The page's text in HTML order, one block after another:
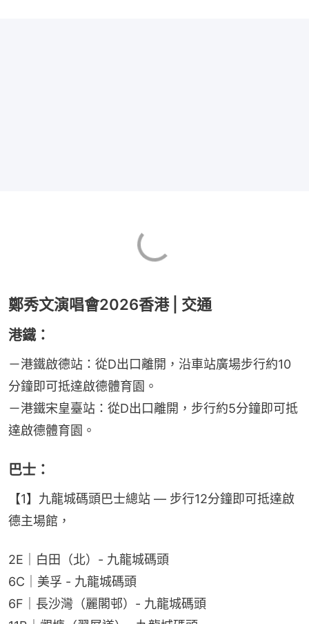
鄭秀文演唱會2026香港 | 交通
港鐵：
－港鐵啟德站：從D出口離開，沿車站廣場步行約10
分鐘即可抵達啟德體育園。
－港鐵宋皇臺站：從D出口離開，步行約5分鐘即可抵
達啟德體育園。
巴士：
【1】九龍城碼頭巴士總站 — 步行12分鐘即可抵達啟
德主場館，
2E｜白田（北）- 九龍城碼頭
6C｜美孚 - 九龍城碼頭
6F｜長沙灣（麗閣邨）- 九龍城碼頭